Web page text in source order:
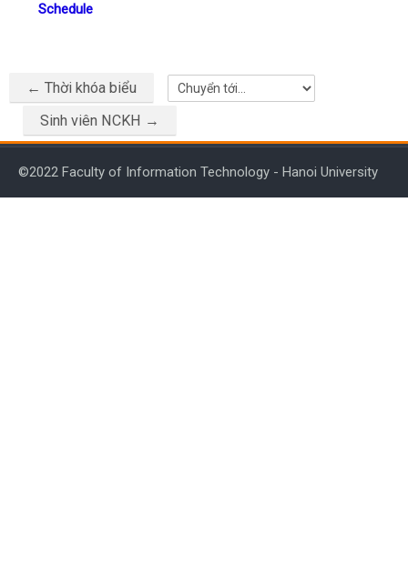
Schedule
← Thời khóa biểu Chuyển tới...
Sinh viên NCKH →
©2022 Faculty of Information Technology - Hanoi University